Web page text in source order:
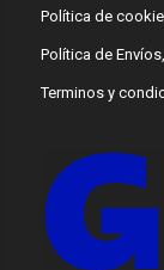
Política de
Política de
Terminos y